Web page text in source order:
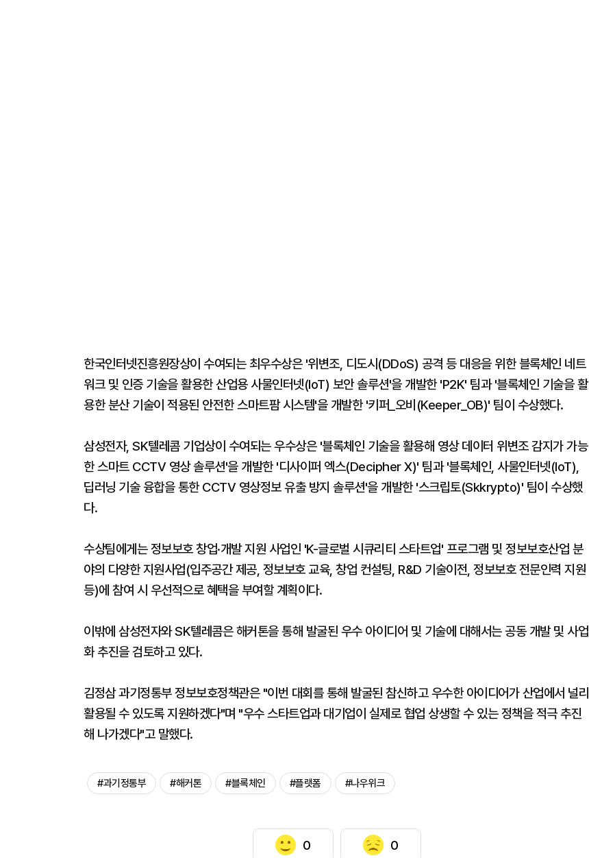
한국인터넷진흥원장상이 수여되는 최우수상은 '위변조, 디도시(DDoS) 공격 등 대응을 위한 블록체인 네트
워크 및 인증 기술을 활용한 산업용 사물인터넷(IoT) 보안 솔루션'을 개발한 'P2K' 팀과 '블록체인 기술을 활
용한 분산 기술이 적용된 안전한 스마트팜 시스템'을 개발한 '키퍼_오비(Keeper_OB)' 팀이 수상했다.
삼성전자, SK텔레콤 기업상이 수여되는 우수상은 '블록체인 기술을 활용해 영상 데이터 위변조 감지가 가능
한 스마트 CCTV 영상 솔루션'을 개발한 '디사이퍼 엑스(Decipher X)' 팀과 '블록체인, 사물인터넷(IoT),
딥러닝 기술 융합을 통한 CCTV 영상정보 유출 방지 솔루션'을 개발한 '스크립토(Skkrypto)' 팀이 수상했
다.
수상팀에게는 정보보호 창업·개발 지원 사업인 'K-글로벌 시큐리티 스타트업' 프로그램 및 정보보호산업 분
야의 다양한 지원사업(입주공간 제공, 정보보호 교육, 창업 컨설팅, R&D 기술이전, 정보보호 전문인력 지원
등)에 참여 시 우선적으로 혜택을 부여할 계획이다.
이밖에 삼성전자와 SK텔레콤은 해커톤을 통해 발굴된 우수 아이디어 및 기술에 대해서는 공동 개발 및 사업
화 추진을 검토하고 있다.
김정삼 과기정통부 정보보호정책관은 "이번 대회를 통해 발굴된 참신하고 우수한 아이디어가 산업에서 널리
활용될 수 있도록 지원하겠다"며 "우수 스타트업과 대기업이 실제로 협업 상생할 수 있는 정책을 적극 추진
해 나가겠다"고 말했다.
#과기정통부 #해커톤 #블록체인 #플랫폼 #나우위크
0 0